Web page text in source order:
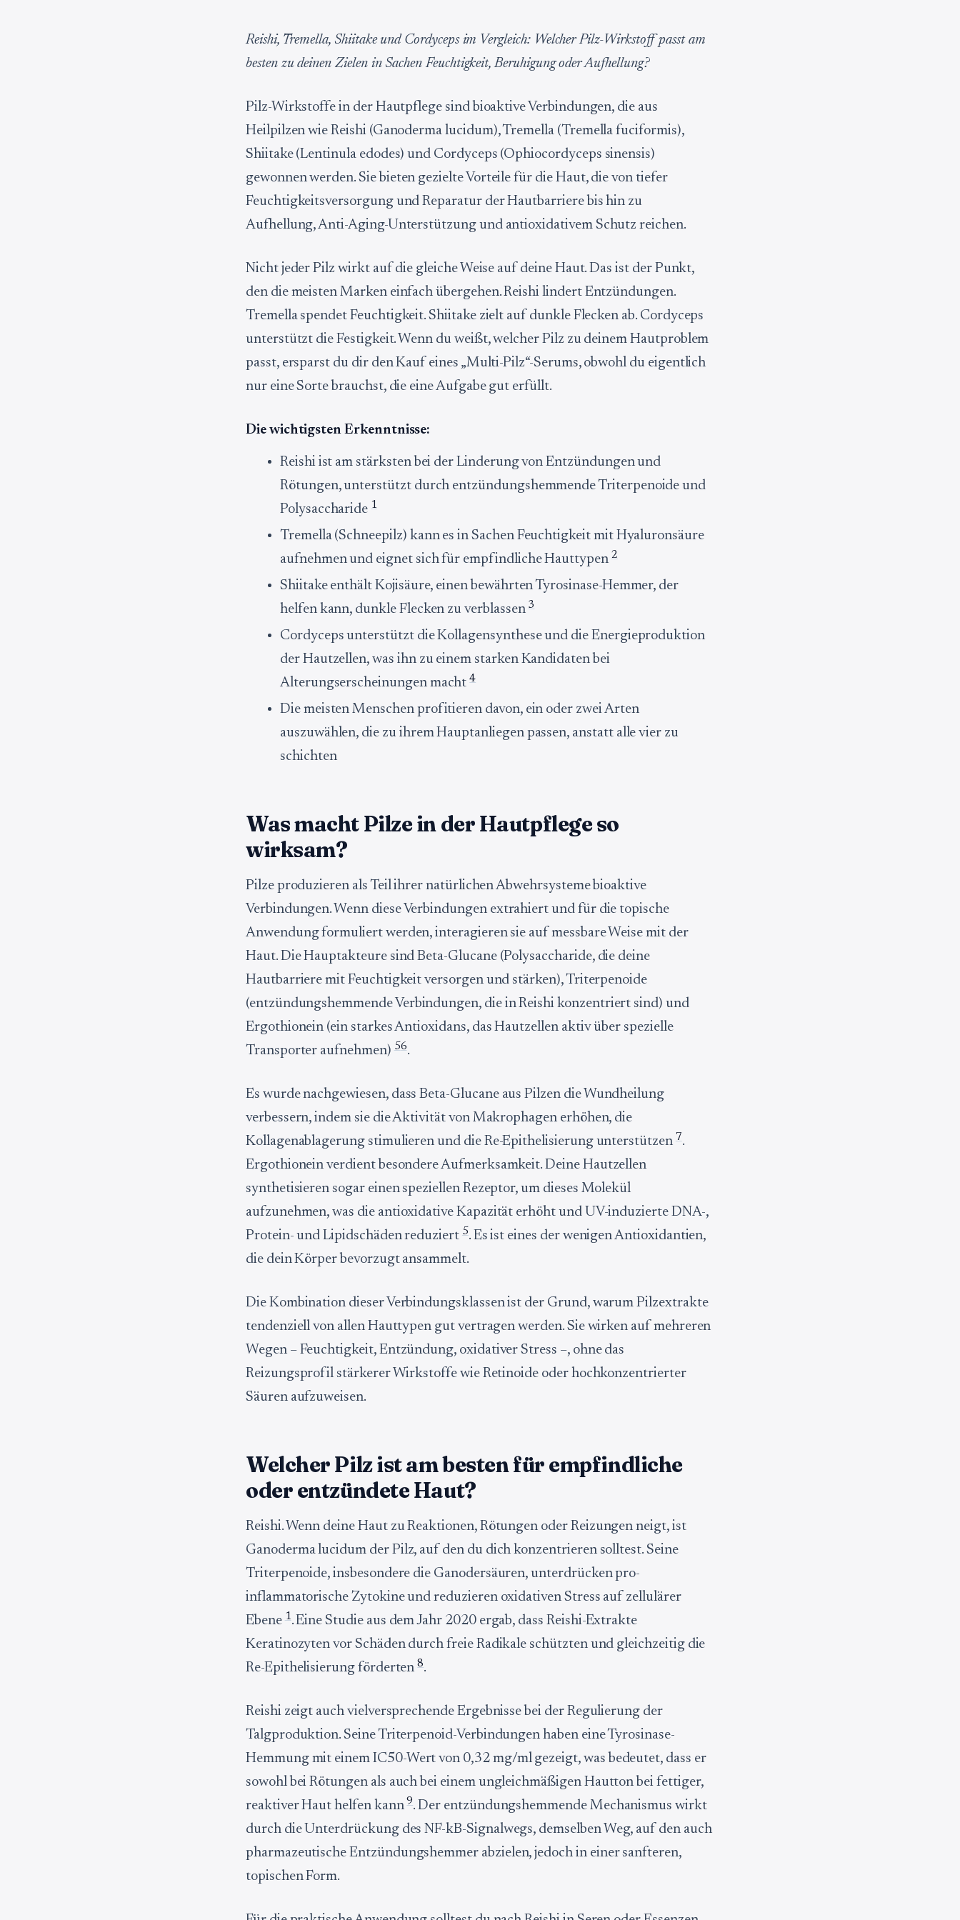
Reishi, Tremella, Shiitake und Cordyceps im Vergleich: Welcher Pilz-Wirkstoff passt am
besten zu deinen Zielen in Sachen Feuchtigkeit, Beruhigung oder Aufhellung?
Pilz-Wirkstoffe in der Hautpflege sind bioaktive Verbindungen, die aus
Heilpilzen wie Reishi (Ganoderma lucidum), Tremella (Tremella fuciformis),
Shiitake (Lentinula edodes) und Cordyceps (Ophiocordyceps sinensis)
gewonnen werden. Sie bieten gezielte Vorteile für die Haut, die von tiefer
Feuchtigkeitsversorgung und Reparatur der Hautbarriere bis hin zu
Aufhellung, Anti-Aging-Unterstützung und antioxidativem Schutz reichen.
Nicht jeder Pilz wirkt auf die gleiche Weise auf deine Haut. Das ist der Punkt,
den die meisten Marken einfach übergehen. Reishi lindert Entzündungen.
Tremella spendet Feuchtigkeit. Shiitake zielt auf dunkle Flecken ab. Cordyceps
unterstützt die Festigkeit. Wenn du weißt, welcher Pilz zu deinem Hautproblem
passt, ersparst du dir den Kauf eines „Multi-Pilz“-Serums, obwohl du eigentlich
nur eine Sorte brauchst, die eine Aufgabe gut erfüllt.
Die wichtigsten Erkenntnisse:
Reishi ist am stärksten bei der Linderung von Entzündungen und
Rötungen, unterstützt durch entzündungshemmende Triterpenoide und
Polysaccharide1
Tremella (Schneepilz) kann es in Sachen Feuchtigkeit mit Hyaluronsäure
aufnehmen und eignet sich für empfindliche Hauttypen 2
Shiitake enthält Kojisäure, einen bewährten Tyrosinase-Hemmer, der
helfen kann, dunkle Flecken zu verblassen 3
Cordyceps unterstützt die Kollagensynthese und die Energieproduktion
der Hautzellen, was ihn zu einem starken Kandidaten bei
Alterungserscheinungen macht4
Die meisten Menschen profitieren davon, ein oder zwei Arten
auszuwählen, die zu ihrem Hauptanliegen passen, anstatt alle vier zu
schichten
Was macht Pilze in der Hautpflege so
wirksam?
Pilze produzieren als Teil ihrer natürlichen Abwehrsysteme bioaktive
Verbindungen. Wenn diese Verbindungen extrahiert und für die topische
Anwendung formuliert werden, interagieren sie auf messbare Weise mit der
Haut. Die Hauptakteure sind Beta-Glucane (Polysaccharide, die deine
Hautbarriere mit Feuchtigkeit versorgen und stärken), Triterpenoide
(entzündungshemmende Verbindungen, die in Reishi konzentriert sind) und
Ergothionein (ein starkes Antioxidans, das Hautzellen aktiv über spezielle
Transporter aufnehmen) 56.
Es wurde nachgewiesen, dass Beta-Glucane aus Pilzen die Wundheilung
verbessern, indem sie die Aktivität von Makrophagen erhöhen, die
Kollagenablagerung stimulieren und die Re-Epithelisierung unterstützen 7.
Ergothionein verdient besondere Aufmerksamkeit. Deine Hautzellen
synthetisieren sogar einen speziellen Rezeptor, um dieses Molekül
aufzunehmen, was die antioxidative Kapazität erhöht und UV-induzierte DNA-,
Protein- und Lipidschäden reduziert 5. Es ist eines der wenigen Antioxidantien,
die dein Körper bevorzugt ansammelt.
Die Kombination dieser Verbindungsklassen ist der Grund, warum Pilzextrakte
tendenziell von allen Hauttypen gut vertragen werden. Sie wirken auf mehreren
Wegen – Feuchtigkeit, Entzündung, oxidativer Stress –, ohne das
Reizungsprofil stärkerer Wirkstoffe wie Retinoide oder hochkonzentrierter
Säuren aufzuweisen.
Welcher Pilz ist am besten für empfindliche
oder entzündete Haut?
Reishi. Wenn deine Haut zu Reaktionen, Rötungen oder Reizungen neigt, ist
Ganoderma lucidum der Pilz, auf den du dich konzentrieren solltest. Seine
Triterpenoide, insbesondere die Ganodersäuren, unterdrücken pro-
inflammatorische Zytokine und reduzieren oxidativen Stress auf zellulärer
Ebene 1. Eine Studie aus dem Jahr 2020 ergab, dass Reishi-Extrakte
Keratinozyten vor Schäden durch freie Radikale schützten und gleichzeitig die
Re-Epithelisierung förderten8.
Reishi zeigt auch vielversprechende Ergebnisse bei der Regulierung der
Talgproduktion. Seine Triterpenoid-Verbindungen haben eine Tyrosinase-
Hemmung mit einem IC50-Wert von 0,32 mg/ml gezeigt, was bedeutet, dass er
sowohl bei Rötungen als auch bei einem ungleichmäßigen Hautton bei fettiger,
reaktiver Haut helfen kann9. Der entzündungshemmende Mechanismus wirkt
durch die Unterdrückung des NF-kB-Signalwegs, demselben Weg, auf den auch
pharmazeutische Entzündungshemmer abzielen, jedoch in einer sanfteren,
topischen Form.